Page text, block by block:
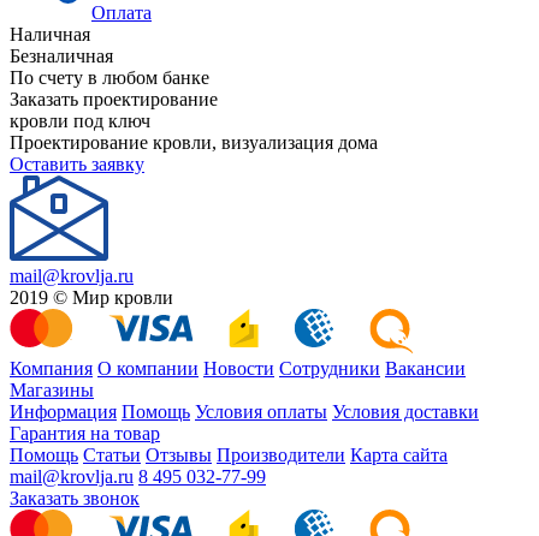
Оплата
Наличная
Безналичная
По счету в любом банке
Заказать проектирование
кровли под ключ
Проектирование кровли, визуализация дома
Оставить заявку
mail@krovlja.ru
2019 © Мир кровли
Компания О компании Новости Сотрудники Вакансии
Магазины
Информация Помощь Условия оплаты Условия доставки
Гарантия на товар
Помощь Статьи Отзывы Производители Карта сайта
mail@krovlja.ru 8 495 032-77-99
Заказать звонок